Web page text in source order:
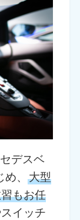
デスベ
め、大型
もお任
イッチ